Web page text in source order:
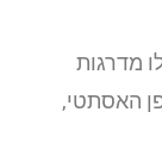
מדרגות
האסתטי,